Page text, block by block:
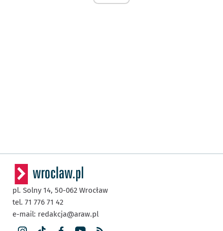
pl. Solny 14, 50-062 Wrocław
tel. 71 776 71 42
e-mail: redakcja@araw.pl